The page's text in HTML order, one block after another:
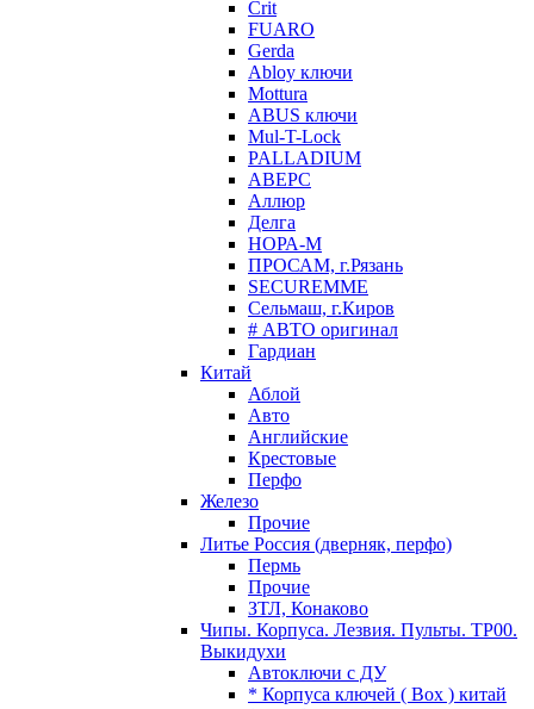
Crit
FUARO
Gerda
Abloy ключи
Mottura
ABUS ключи
Mul-T-Lock
PALLADIUM
АВЕРС
Аллюр
Делга
НОРА-М
ПРОСАМ, г.Рязань
SECUREMME
Сельмаш, г.Киров
# АВТО оригинал
Гардиан
Китай
Аблой
Авто
Английские
Крестовые
Перфо
Железо
Прочие
Литье Россия (дверняк, перфо)
Пермь
Прочие
ЗТЛ, Конаково
Чипы. Корпуса. Лезвия. Пульты. TP00.
Выкидухи
Автоключи с ДУ
* Корпуса ключей ( Box ) китай